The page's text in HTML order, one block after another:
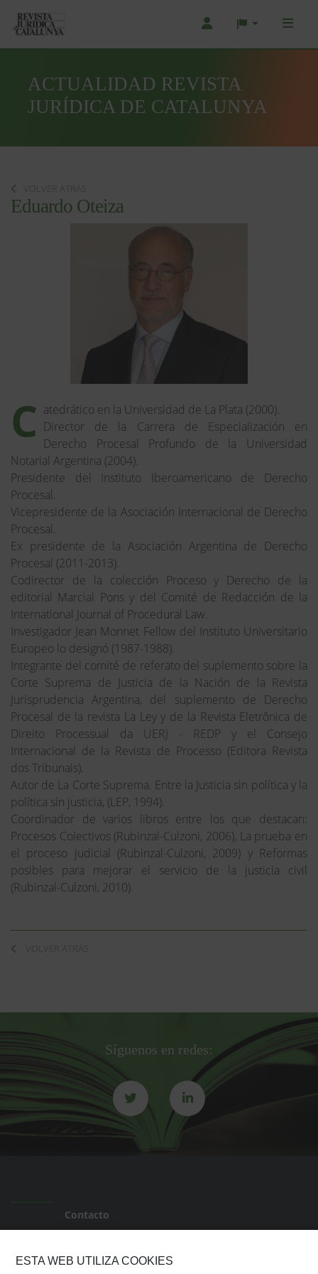
ACTUALIDAD REVISTA
JURÍDICA DE CATALUNYA
VOLVER ATRÁS
Eduardo Oteiza
C atedrático en la Universidad de La Plata (2000).
Director de la Carrera de Especialización en
Derecho Procesal Profundo de la Universidad
Notarial Argentina (2004).
Presidente del Instituto Iberoamericano de Derecho
Procesal.
Vicepresidente de la Asociación Internacional de Derecho
Procesal.
Ex presidente de la Asociación Argentina de Derecho
Procesal (2011-2013).
Codirector de la colección Proceso y Derecho de la
editorial Marcial Pons y del Comité de Redacción de la
International Journal of Procedural Law.
Investigador Jean Monnet Fellow del Instituto Universitario
Europeo lo designó (1987-1988).
Integrante del comité de referato del suplemento sobre la
Corte Suprema de Justicia de la Nación de la Revista
Jurisprudencia Argentina, del suplemento de Derecho
Procesal de la revista La Ley y de la Revista Eletrônica de
Direito Processual da UERJ - REDP y el Consejo
Internacional de la Revista de Processo (Editora Revista
dos Tribunais).
Autor de La Corte Suprema. Entre la Justicia sin política y la
política sin justicia, (LEP, 1994).
Coordinador de varios libros entre los que destacan:
Procesos Colectivos (Rubinzal-Culzoni, 2006), La prueba en
el proceso judicial (Rubinzal-Culzoni, 2009) y Reformas
posibles para mejorar el servicio de la justicia civil
(Rubinzal-Culzoni, 2010).
VOLVER ATRÁS
Síguenos en redes:
Contacto
Transparencia AJILC
ESTA WEB UTILIZA COOKIES